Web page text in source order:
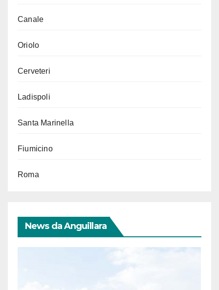
Canale
Oriolo
Cerveteri
Ladispoli
Santa Marinella
Fiumicino
Roma
News da Anguillara